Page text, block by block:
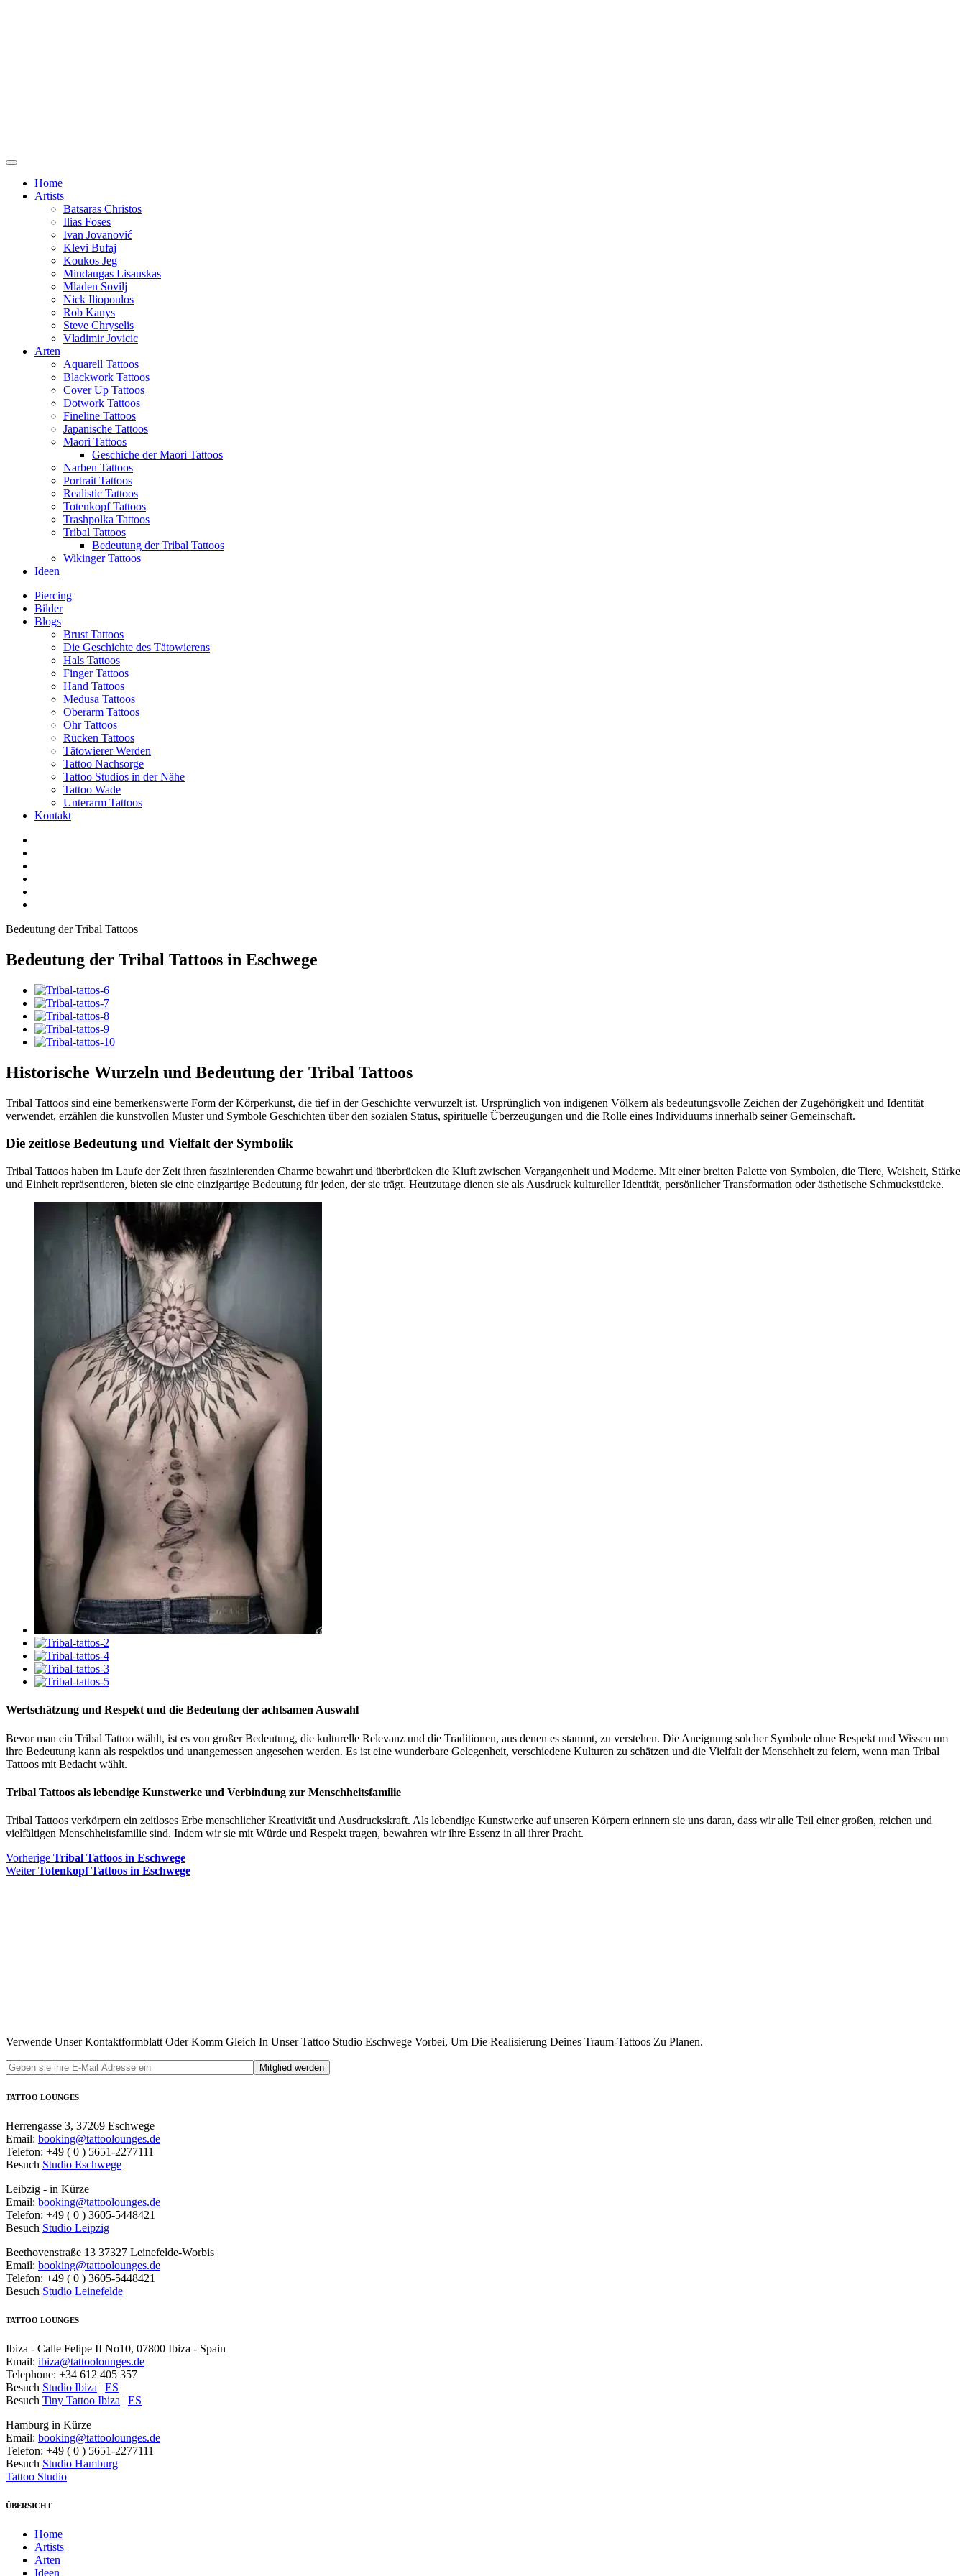
Home
Artists
Batsaras Christos
Ilias Foses
Ivan Jovanović
Klevi Bufaj
Koukos Jeg
Mindaugas Lisauskas
Mladen Sovilj
Nick Iliopoulos
Rob Kanys
Steve Chryselis
Vladimir Jovicic
Arten
Aquarell Tattoos
Blackwork Tattoos
Cover Up Tattoos
Dotwork Tattoos
Fineline Tattoos
Japanische Tattoos
Maori Tattoos
Geschiche der Maori Tattoos
Narben Tattoos
Portrait Tattoos
Realistic Tattoos
Totenkopf Tattoos
Trashpolka Tattoos
Tribal Tattoos
Bedeutung der Tribal Tattoos
Wikinger Tattoos
Ideen
Piercing
Bilder
Blogs
Brust Tattoos
Die Geschichte des Tätowierens
Hals Tattoos
Finger Tattoos
Hand Tattoos
Medusa Tattoos
Oberarm Tattoos
Ohr Tattoos
Rücken Tattoos
Tätowierer Werden
Tattoo Nachsorge
Tattoo Studios in der Nähe
Tattoo Wade
Unterarm Tattoos
Kontakt
Bedeutung der Tribal Tattoos
Bedeutung der Tribal Tattoos in Eschwege
Historische Wurzeln und Bedeutung der Tribal Tattoos
Tribal Tattoos sind eine bemerkenswerte Form der Körperkunst, die tief in der Geschichte verwurzelt ist. Ursprünglich von indigenen Völkern als bedeutungsvolle Zeichen der Zugehörigkeit und Identität
verwendet, erzählen die kunstvollen Muster und Symbole Geschichten über den sozialen Status, spirituelle Überzeugungen und die Rolle eines Individuums innerhalb seiner Gemeinschaft.
Die zeitlose Bedeutung und Vielfalt der Symbolik
Tribal Tattoos haben im Laufe der Zeit ihren faszinierenden Charme bewahrt und überbrücken die Kluft zwischen Vergangenheit und Moderne. Mit einer breiten Palette von Symbolen, die Tiere, Weisheit, Stärke
und Einheit repräsentieren, bieten sie eine einzigartige Bedeutung für jeden, der sie trägt. Heutzutage dienen sie als Ausdruck kultureller Identität, persönlicher Transformation oder ästhetische Schmuckstücke.
Wertschätzung und Respekt und die Bedeutung der achtsamen Auswahl
Bevor man ein Tribal Tattoo wählt, ist es von großer Bedeutung, die kulturelle Relevanz und die Traditionen, aus denen es stammt, zu verstehen. Die Aneignung solcher Symbole ohne Respekt und Wissen um
ihre Bedeutung kann als respektlos und unangemessen angesehen werden. Es ist eine wunderbare Gelegenheit, verschiedene Kulturen zu schätzen und die Vielfalt der Menschheit zu feiern, wenn man Tribal
Tattoos mit Bedacht wählt.
Tribal Tattoos als lebendige Kunstwerke und Verbindung zur Menschheitsfamilie
Tribal Tattoos verkörpern ein zeitloses Erbe menschlicher Kreativität und Ausdruckskraft. Als lebendige Kunstwerke auf unseren Körpern erinnern sie uns daran, dass wir alle Teil einer großen, reichen und
vielfältigen Menschheitsfamilie sind. Indem wir sie mit Würde und Respekt tragen, bewahren wir ihre Essenz in all ihrer Pracht.
Beitragsnavigation
Vorherige Vorheriger
Beitrag
Tribal Tattoos in Eschwege
Weiter Nächster
Totenkopf Tattoos in Eschwege
Verwende Unser Kontaktformblatt Oder Komm Gleich In Unser Tattoo Studio Eschwege Vorbei, Um Die Realisierung Deines Traum-Tattoos Zu Planen.
TATTOO LOUNGES
Herrengasse 3, 37269 Eschwege
Email: booking@tattoolounges.de
Telefon: +49 ( 0 ) 5651-2277111
Besuch Studio Eschwege
Leibzig - in Kürze
Email: booking@tattoolounges.de
Telefon: +49 ( 0 ) 3605-5448421
Besuch Studio Leipzig
Beethovenstraße 13 37327 Leinefelde-Worbis
Email: booking@tattoolounges.de
Telefon: +49 ( 0 ) 3605-5448421
Besuch Studio Leinefelde
TATTOO LOUNGES
Ibiza - Calle Felipe II No10, 07800 Ibiza - Spain
Email: ibiza@tattoolounges.de
Telephone: +34 612 405 357
Besuch Studio Ibiza | ES
Besuch Tiny Tattoo Ibiza | ES
Hamburg in Kürze
Email: booking@tattoolounges.de
Telefon: +49 ( 0 ) 5651-2277111
Besuch Studio Hamburg
Tattoo Studio
ÜBERSICHT
Home
Artists
Arten
Ideen